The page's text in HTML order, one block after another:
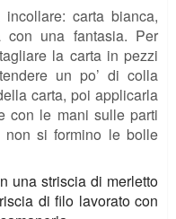
carta bianca,
con una fantasia. Per
la carta in pezzi
un po’ di colla
carta, poi applicarla
con le mani sulle parti
non si formino le bolle
una striscia di merletto
di filo lavorato con